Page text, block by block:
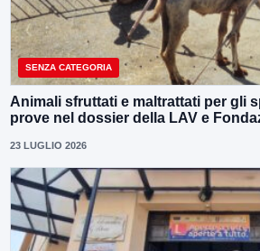
SENZA CATEGORIA
Animali sfruttati e maltrattati per gli
prove nel dossier della LAV e
23 LUGLIO 2026